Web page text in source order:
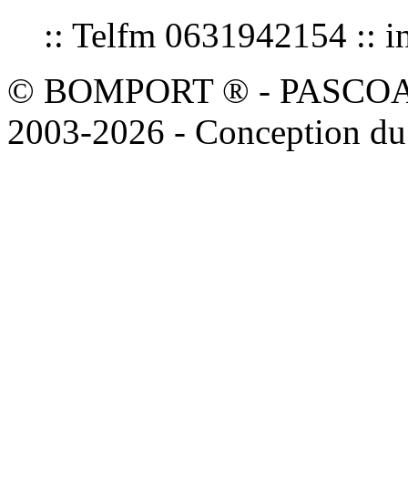
:: Telfm 0631942154 ::
© BOMPORT ® -
2003-2026 - Conception